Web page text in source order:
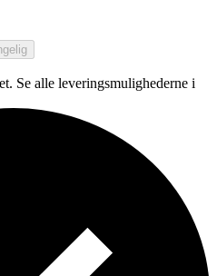
Se alle leveringsmulighederne i